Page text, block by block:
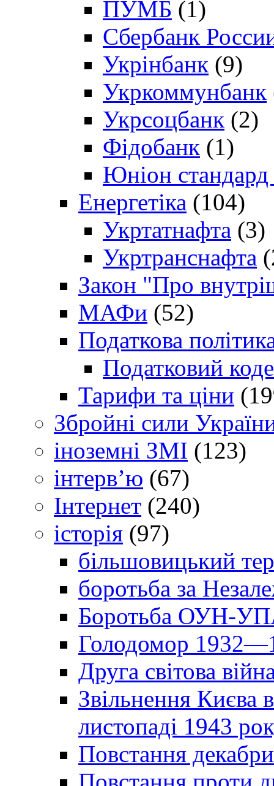
ПУМБ (1)
Сбербанк
Укрінбанк (9)
Укркоммунбанк
Укрсоцбанк (2)
Фідобанк (1)
Юніон стандард
Енергетіка (104)
Укртатнафта (3)
Укртранснафта
Закон "Про
МАФи (52)
Податкова
Податковий
Тарифи та ціни
Збройні сили
іноземні ЗМІ (123)
інтерв’ю (67)
Інтернет (240)
історія (97)
більшовицький
боротьба за
Боротьба ОУН-УПА
Голодомор
Друга світова
Звільнення Києва
листопаді 1943
Повстання